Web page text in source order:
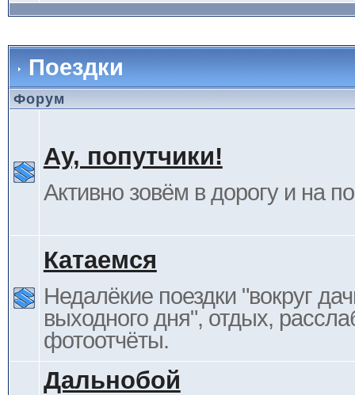
Поездки
Форум
Ау, попутчики!
Активно зовём в дорогу и на
Катаемся
Недалёкие поездки "вокруг
выходного дня", отдых,
фотоотчёты.
Дальнобой